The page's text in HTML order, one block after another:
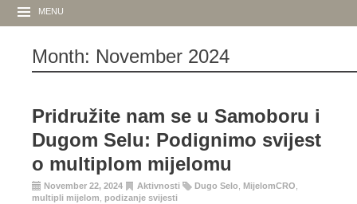
MENU
Month: November 2024
Pridružite nam se u Samoboru i
Dugom Selu: Podignimo svijest
o multiplom mijelomu
November 22, 2024 Aktivnosti Dugo Selo MijelomCRO
multipli mijelom
podizanje svijesti